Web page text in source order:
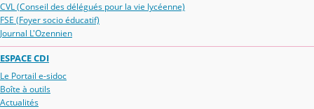
CVL (Conseil des délégués pour la vie lycéenne)
FSE (Foyer socio éducatif)
Journal L'Ozennien
ESPACE CDI
Le Portail e-sidoc
Boîte à outils
Actualités